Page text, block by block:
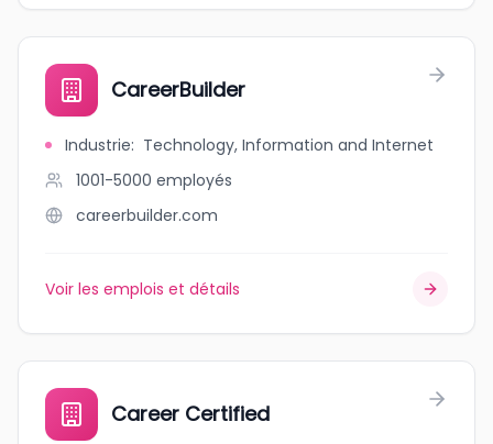
CareerBuilder
Industrie: Technology, Information and Internet
1001-5000 employés
careerbuilder.com
Voir les emplois et détails
Career Certified